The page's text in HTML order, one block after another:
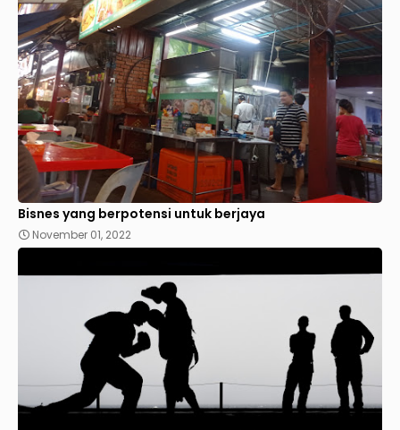
Bisnes yang berpotensi untuk berjaya
November 01, 2022